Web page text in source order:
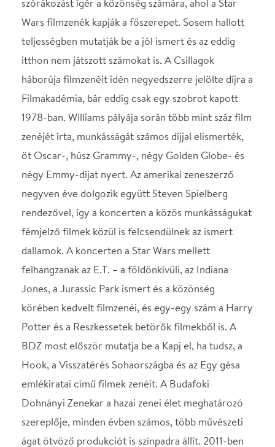
négy Emmy-díjat nyert. Az amerikai zeneszerző
negyven éve dolgozik együtt Steven Spielberg
rendezővel, így a koncerten a közös munkásságukat
fémjelző filmek közül is felcsendülnek az ismert
felhangzanak az
E.T. – a földönkívüli
Jones, aJurassic Park ismert és a közönség
körében kedvelt filmzenéi, és egy-egy szám a Harry
Potterés aReszkessetek betörőkfilmekből is. A
BDZ most először mutatja be a
Kapj el, ha tudsz, a
Hook,
aVisszatérés Sohaországba
és az Egy gésa
emlékiratai című filmek zenéit. A Budafoki
Dohnányi Zenekar a hazai zenei élet meghatározó
szereplője, minden évben számos, több művészeti
ágat ötvöző produkciót is színpadra állít. 2011-ben
közreműködött a Sting Symphonicity turné
budapesti és grazi állomásán. Ugyanettől az évtől a
2015-ben a New York-i Carnegie Hallban is
bemutatkozott. Hollerung Gábor 1993 óta a
Budafoki Dohnányi Zenekar karnagya és művészeti
vezetője. A Köztársasági Érdemrend
Lovagkeresztjével, Liszt-díjjal és Érdemes Művész
címmel is elismert népszerű karmester számos
és ázsiai zenekaroknál is. Bár a koncerten a szerző
John Williams személyesen nem lesz jelen,
Hollerung Gábor vezénylete alatt a Dohnányi